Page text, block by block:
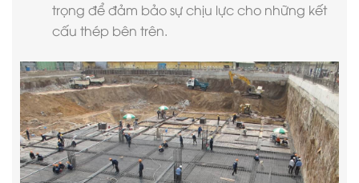
trọng để đảm bảo sự chịu lực cho những kết
cấu thép bên trên.